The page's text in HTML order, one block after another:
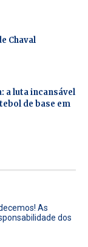
Chaval
a luta incansável
de base em
As
dos